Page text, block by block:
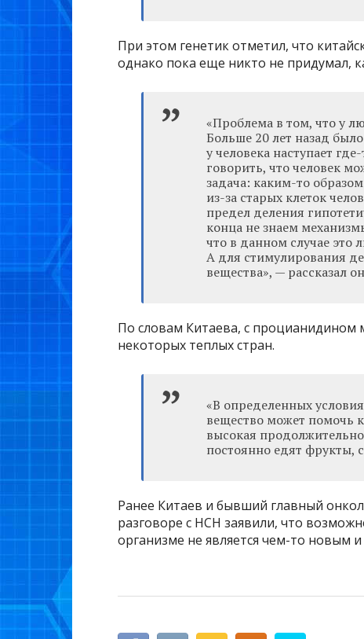
При этом генетик отметил, что
однако пока еще никто не придумал,
«Проблема в том, что у
Больше 20 лет назад
у человека наступает
говорить, что человек
задача: каким-то
из-за старых клеток
предел деления
конца не знаем
что в данном случае это
А для стимулирования
вещества», — рассказал
По словам Китаева, с процианидином
некоторых теплых стран.
«В определенных
вещество может помочь
высокая
постоянно едят фрукты,
Ранее Китаев и бывший главный
разговоре с НСН заявили, что
организме не является чем-то новым